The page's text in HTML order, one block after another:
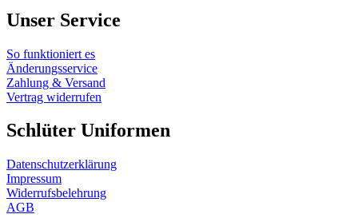
Unser Service
So funktioniert es
Änderungsservice
Zahlung & Versand
Vertrag widerrufen
Schlüter Uniformen
Datenschutzerklärung
Impressum
Widerrufsbelehrung
AGB